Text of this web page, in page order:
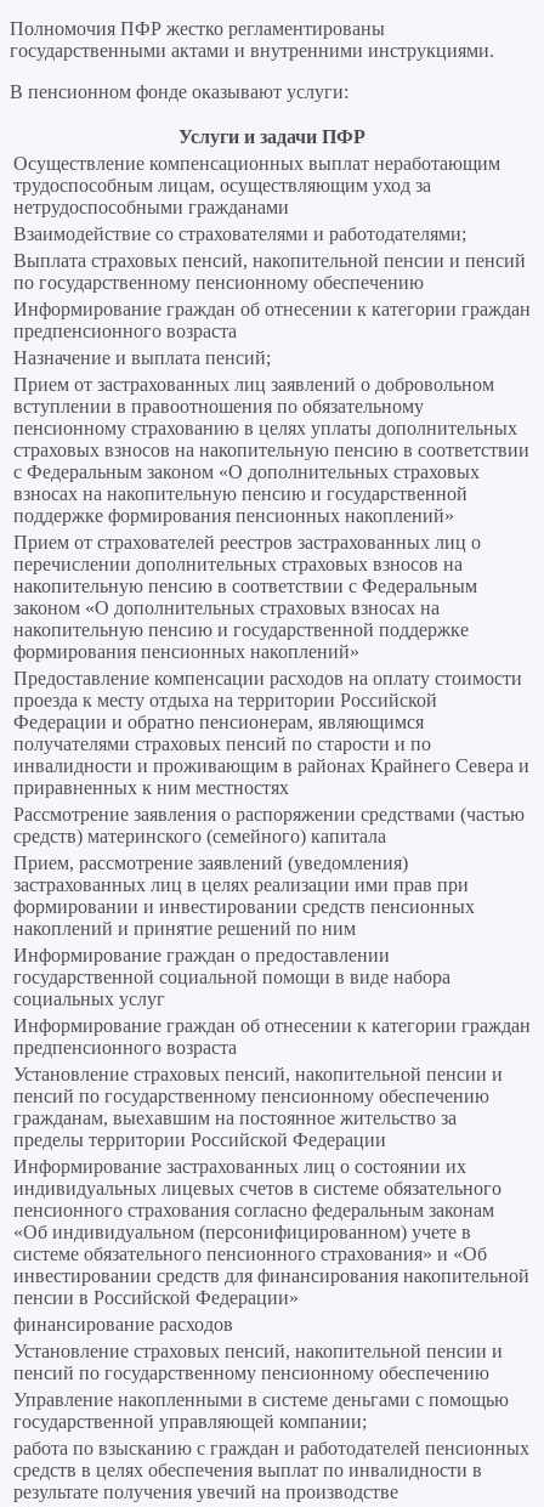
Полномочия ПФР жестко регламентированы
государственными актами и внутренними инструкциями.
В пенсионном фонде оказывают услуги:
Услуги и задачи ПФР
Осуществление компенсационных выплат неработающим
трудоспособным лицам, осуществляющим уход за
нетрудоспособными гражданами
Взаимодействие со страхователями и работодателями;
Выплата страховых пенсий, накопительной пенсии и пенсий
по государственному пенсионному обеспечению
Информирование граждан об отнесении к категории граждан
предпенсионного возраста
Назначение и выплата пенсий;
Прием от застрахованных лиц заявлений о добровольном
вступлении в правоотношения по обязательному
пенсионному страхованию в целях уплаты дополнительных
страховых взносов на накопительную пенсию в соответствии
с Федеральным законом «О дополнительных страховых
взносах на накопительную пенсию и государственной
поддержке формирования пенсионных накоплений»
Прием от страхователей реестров застрахованных лиц о
перечислении дополнительных страховых взносов на
накопительную пенсию в соответствии с Федеральным
законом «О дополнительных страховых взносах на
накопительную пенсию и государственной поддержке
формирования пенсионных накоплений»
Предоставление компенсации расходов на оплату стоимости
проезда к месту отдыха на территории Российской
Федерации и обратно пенсионерам, являющимся
получателями страховых пенсий по старости и по
инвалидности и проживающим в районах Крайнего Севера и
приравненных к ним местностях
Рассмотрение заявления о распоряжении средствами (частью
средств) материнского (семейного) капитала
Прием, рассмотрение заявлений (уведомления)
застрахованных лиц в целях реализации ими прав при
формировании и инвестировании средств пенсионных
накоплений и принятие решений по ним
Информирование граждан о предоставлении
государственной социальной помощи в виде набора
социальных услуг
Информирование граждан об отнесении к категории граждан
предпенсионного возраста
Установление страховых пенсий, накопительной пенсии и
пенсий по государственному пенсионному обеспечению
гражданам, выехавшим на постоянное жительство за
пределы территории Российской Федерации
Информирование застрахованных лиц о состоянии их
индивидуальных лицевых счетов в системе обязательного
пенсионного страхования согласно федеральным законам
«Об индивидуальном (персонифицированном) учете в
системе обязательного пенсионного страхования» и «Об
инвестировании средств для финансирования накопительной
пенсии в Российской Федерации»
финансирование расходов
Установление страховых пенсий, накопительной пенсии и
пенсий по государственному пенсионному обеспечению
Управление накопленными в системе деньгами с помощью
государственной управляющей компании;
работа по взысканию с граждан и работодателей пенсионных
средств в целях обеспечения выплат по инвалидности в
результате получения увечий на производстве